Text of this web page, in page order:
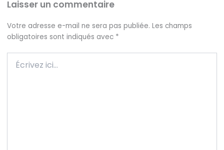
Laisser un commentaire
Votre adresse e-mail ne sera pas publiée. Les champs
obligatoires sont indiqués avec *
ici…